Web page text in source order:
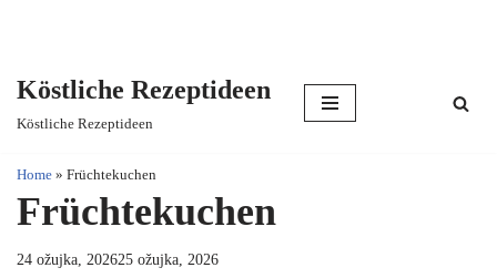
content
Köstliche Rezeptideen
Köstliche Rezeptideen
Home » Früchtekuchen
Früchtekuchen
24 ožujka, 202625 ožujka, 2026